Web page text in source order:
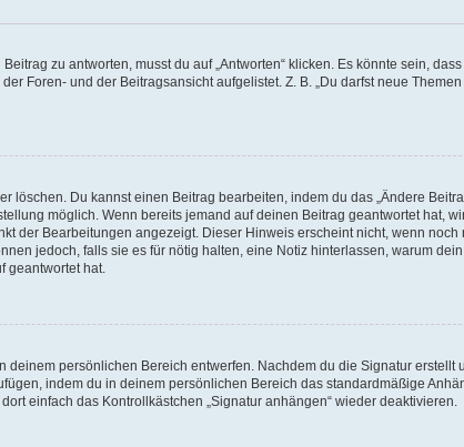
zu antworten, musst du auf „Antworten“ klicken. Es könnte sein,
Foren- und der Beitragsansicht aufgelistet. Z. B. „Du darfst neue Themen
Du kannst einen Beitrag bearbeiten, indem du das „Ändere
möglich. Wenn bereits jemand auf deinen Beitrag geantwortet hat,
der Bearbeitungen angezeigt. Dieser Hinweis erscheint nicht, wenn
jedoch, falls sie es für nötig halten, eine Notiz hinterlassen, warum
geantwortet hat.
persönlichen Bereich entwerfen. Nachdem du die Signatur erstellt
indem du in deinem persönlichen Bereich das standardmäßige
einfach das Kontrollkästchen „Signatur anhängen“ wieder deaktivieren.